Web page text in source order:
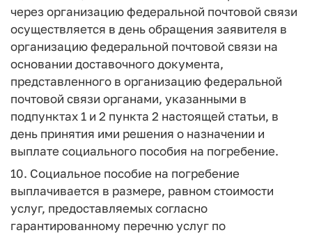
через организацию федеральной почтовой связи
осуществляется в день обращения заявителя в
организацию федеральной почтовой связи на
основании доставочного документа,
представленного в организацию федеральной
почтовой связи органами, указанными в
подпунктах 1 и 2 пункта 2 настоящей статьи, в
день принятия ими решения о назначении и
выплате социального пособия на погребение.
10. Социальное пособие на погребение
выплачивается в размере, равном стоимости
услуг, предоставляемых согласно
гарантированному перечню услуг по